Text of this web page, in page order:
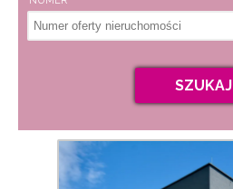
SZUKAJ